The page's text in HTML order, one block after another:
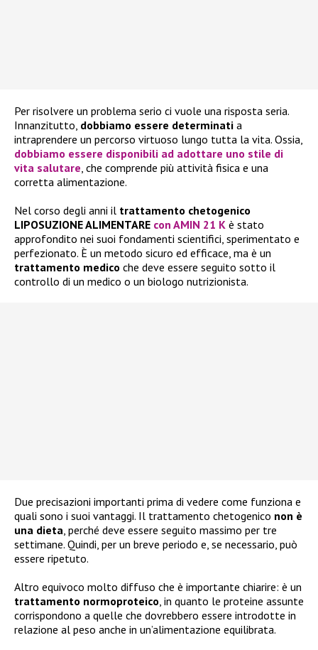
Per risolvere un problema serio ci vuole una risposta seria.
Innanzitutto, dobbiamo essere determinati a
intraprendere un percorso virtuoso lungo tutta la vita. Ossia,
dobbiamo essere disponibili ad adottare uno stile di
vita salutare, che comprende più attività fisica e una
corretta alimentazione.
Nel corso degli anni il trattamento chetogenico
LIPOSUZIONE ALIMENTARE con AMIN 21 K è stato
approfondito nei suoi fondamenti scientifici, sperimentato e
perfezionato. È un metodo sicuro ed efficace, ma è un
trattamento medico che deve essere seguito sotto il
controllo di un medico o un biologo nutrizionista.
Due precisazioni importanti prima di vedere come funziona e
quali sono i suoi vantaggi. Il trattamento chetogenico non è
una dieta, perché deve essere seguito massimo per tre
settimane. Quindi, per un breve periodo e, se necessario, può
essere ripetuto.
Altro equivoco molto diffuso che è importante chiarire: è un
trattamento normoproteico, in quanto le proteine assunte
corrispondono a quelle che dovrebbero essere introdotte in
relazione al peso anche in un’alimentazione equilibrata.